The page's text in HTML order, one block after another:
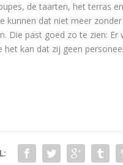
de taarten, het terras
kunnen dat niet meer
Die past goed zo te zien:
het kan dat zij geen